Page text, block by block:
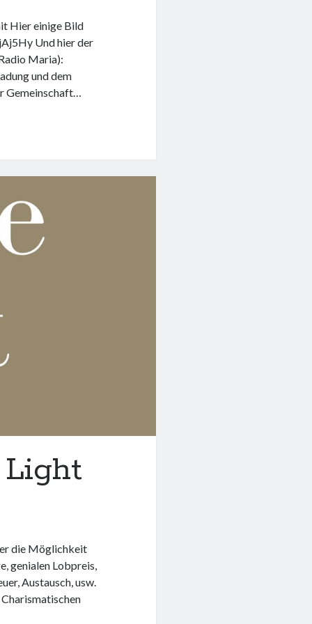
Hier einige Bild
Und hier der
Maria):
und dem
Gemeinschaft…
die Möglichkeit
genialen Lobpreis,
Austausch, usw.